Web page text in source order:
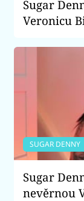
Sugar
Veronicu
SUGAR DENNY
Sugar
nevěrnou